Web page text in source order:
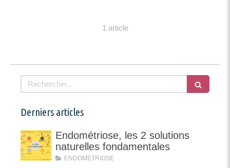
1 article
Rechercher
Derniers articles
Endométriose, les 2 solutions
naturelles fondamentales
ENDOMETRIOSE